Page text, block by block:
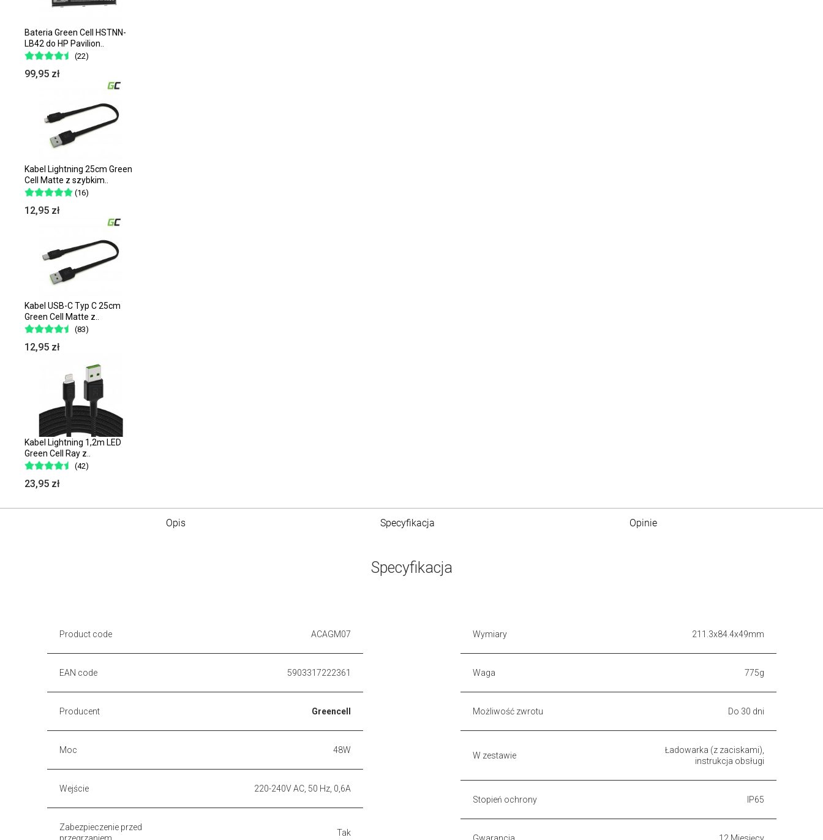
Bateria Green Cell HSTNN-
LB42 do HP Pavilion..
(22)
99,95 zł
Kabel Lightning 25cm Green
Cell Matte z szybkim..
(16)
12,95 zł
Kabel USB-C Typ C 25cm
Green Cell Matte z..
(83)
12,95 zł
Kabel Lightning 1,2m LED
Green Cell Ray z..
(42)
23,95 zł
Opis Specyfikacja Opinie
Specyfikacja
Product code ACAGM07
EAN code 5903317222361
Producent Greencell
Moc 48W
Wejście 220-240V AC, 50 Hz, 0,6A
Zabezpieczenie przed
Tak
Wymiary 211.3x84.4x49mm
Waga 775g
Możliwość zwrotu Do 30 dni
W zestawie
Ładowarka (z zaciskami),
instrukcja obsługi
Stopień ochrony IP65